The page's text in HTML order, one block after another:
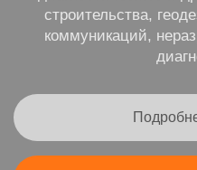
строительства,
коммуникаций,